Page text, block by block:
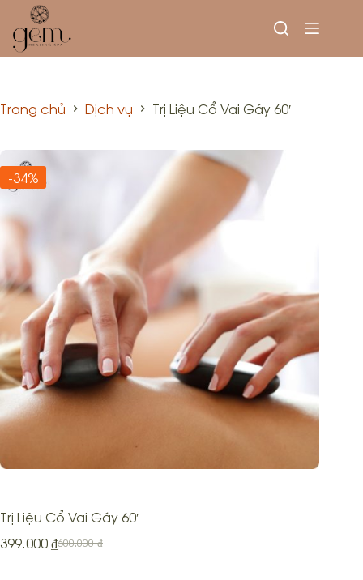
Trang chủ Dịch vụ Trị Liệu Cổ Vai Gáy 60′
-34%
Trị Liệu Cổ Vai Gáy 60′
600.000₫
399.000₫